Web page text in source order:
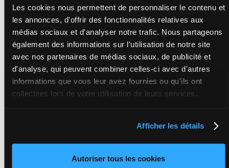
Les cookies nous permettent de personnaliser le contenu et
les annonces, d'offrir des fonctionnalités relatives aux
médias sociaux et d'analyser notre trafic. Nous partageons
également des informations sur l'utilisation de notre site
avec nos partenaires de médias sociaux, de publicité et
d'analyse, qui peuvent combiner celles-ci avec d'autres
informations que vous leur avez fournies ou qu'ils ont
collectées lors de votre utilisation de leurs services.
Afficher les détails
Autoriser tous les cookies